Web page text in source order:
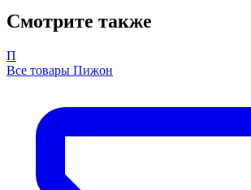
Смотрите также
П
Все товары Пижон